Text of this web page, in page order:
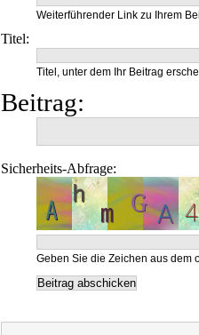
Weiterführender Link zu Ihrem
Titel:
Titel, unter dem Ihr Beitrag
Beitrag:
Sicherheits-Abfrage:
Geben Sie die Zeichen aus dem